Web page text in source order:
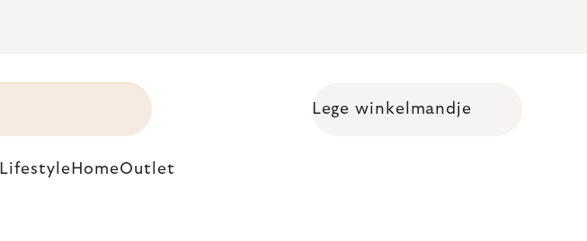
Shopping cart
Lege winkelmandje
Lifestyle HomeOutlet